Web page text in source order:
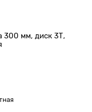
300 мм, диск 3Т,